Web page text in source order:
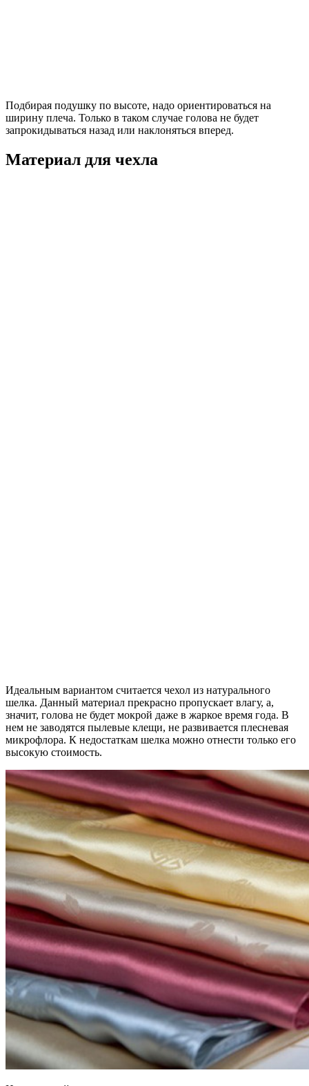
Подбирая подушку по высоте, надо ориентироваться на
ширину плеча. Только в таком случае голова не будет
запрокидываться назад или наклоняться вперед.
Материал для чехла
Идеальным вариантом считается чехол из натурального
шелка. Данный материал прекрасно пропускает влагу, а,
значит, голова не будет мокрой даже в жаркое время года. В
нем не заводятся пылевые клещи, не развивается плесневая
микрофлора. К недостаткам шелка можно отнести только его
высокую стоимость.